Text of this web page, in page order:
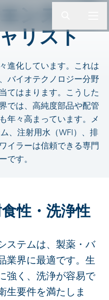
ンス分野
リスト
進化しています。これは
バイオテクノロジー分野
てはまります。こうした
では、高純度部品や配管
年々高まっています。メ
、注射用水（WFI）、排
イラーは信頼できる専門
です。
性・洗浄性
ステムは、製薬・バ
業界に最適です。生
強く、洗浄が容易で
生要件を満たしま